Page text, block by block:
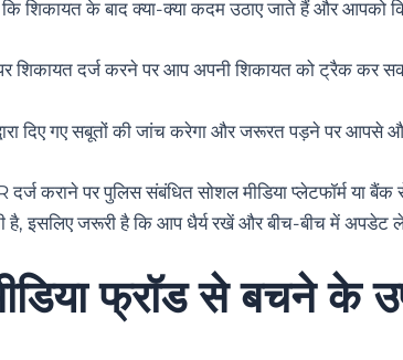
शिकायत के बाद क्या-क्या कदम उठाए जाते हैं और आपको
शिकायत दर्ज करने पर आप अपनी शिकायत को ट्रैक कर
दिए गए सबूतों की जांच करेगा और जरूरत पड़ने पर आपसे
कराने पर पुलिस संबंधित सोशल मीडिया प्लेटफॉर्म या
है, इसलिए जरूरी है कि आप धैर्य रखें और बीच-बीच में अपडेट
फ्रॉड से बचने के